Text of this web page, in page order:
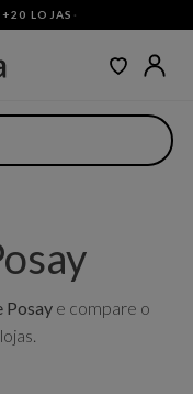
LOJAS ·
Posay e compare o